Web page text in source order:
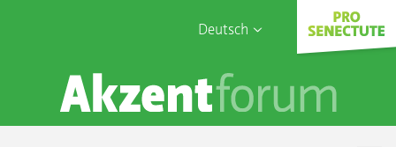
Deutsch
English
Français
Sophia Care